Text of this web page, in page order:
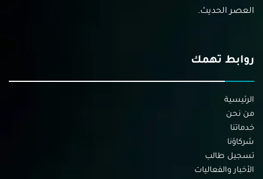
العصر الحديث.
روابط تهمك
الرئيسية
من نحن
خدماتنا
شركاؤنا
تسجيل طالب
الأخبار والفعاليات